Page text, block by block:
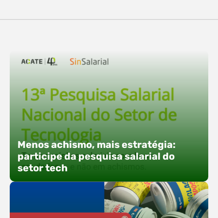
O Polo ACATE-ACIRS confirma presença na
direta: transformar o espaço em um ponto ativo
de conexões e oportunidades. Ao lado do polo, 13
empresas associadas integram o espaço tech,
que estará conectado a um dos palcos
alternativos do evento. A presença conjunta
fortalece o ecossistema e amplia…
Menos achismo, mais estratégia:
participe da pesquisa salarial do
setor tech